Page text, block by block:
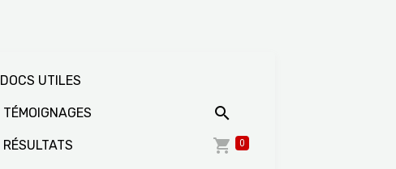
DOCS UTILES
TÉMOIGNAGES
RÉSULTATS 0